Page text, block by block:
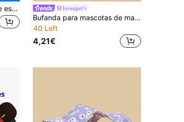
Pañuelo con estampado de estilo occidental para mascotas, pañuelo y accesorio para la cabeza ajustable con flor de anacardo, adecuado para perros y gatos pequeños, ropa para mascotas para cosplay, accesorios para fotos y uso diario, pañuelo para perro/babero para perro/bufanda para perro loveupet
Bufanda para mascotas de material de poliéster, cómoda y suave con estampado de dibujos animados, adecuada para gatos y perros para uso en interiores o exteriores
40 Left
4,21€